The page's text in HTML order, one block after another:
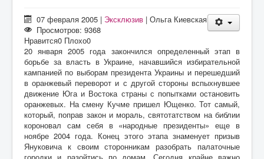
07 февраля 2005 | Эксклюзив |Ольга Киевская
Просмотров: 9368
Нравится0 Плохо0
20 января 2005 года закончился определенный этап в
борьбе за власть в Украине, начавшийся избирательной
кампанией по выборам президента Украины и перешедший
в оранжевый переворот и с другой стороны вспыхнувшее
движение Юга и Востока страны с попытками остановить
оранжевых. На смену Кучме пришел Ющенко. Тот самый,
который, поправ закон и мораль, святотатством на библии
короновал сам себя в «народные президенты» еще в
ноябре 2004 года. Конец этого этапа знаменует призыв
Януковича к своим сторонникам разобрать палаточные
городки и разойтись по домам. Сегодня крайне важно